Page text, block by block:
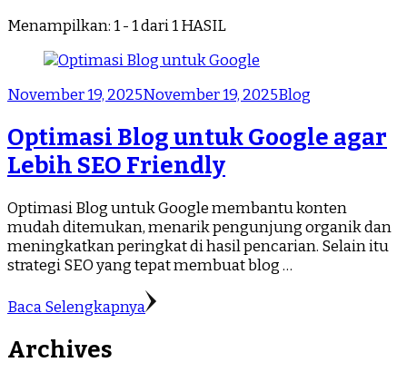
Menampilkan: 1 - 1 dari 1 HASIL
November 19, 2025November 19, 2025Blog
Optimasi Blog untuk Google agar
Lebih SEO Friendly
Optimasi Blog untuk Google membantu konten
mudah ditemukan, menarik pengunjung organik dan
meningkatkan peringkat di hasil pencarian. Selain itu
strategi SEO yang tepat membuat blog …
Baca Selengkapnya
Archives